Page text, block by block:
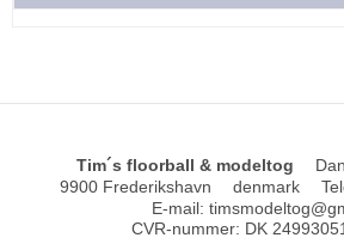
Tim´s floorball & modeltog
9900 Frederikshavn
denmark
E-mail:
CVR-nummer: DK